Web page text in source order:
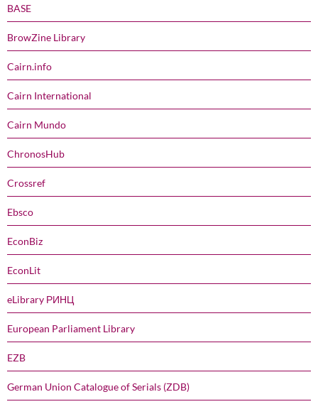
BASE
BrowZine Library
Cairn.info
Cairn International
Cairn Mundo
ChronosHub
Crossref
Ebsco
EconBiz
EconLit
eLibrary РИНЦ
European Parliament Library
EZB
German Union Catalogue of Serials (ZDB)